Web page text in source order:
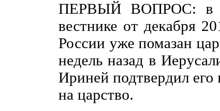
ПЕРВЫЙ ВОПРОС: в
вестнике от декабря
России уже помазан
недель назад в
Ириней подтвердил его
на царство.